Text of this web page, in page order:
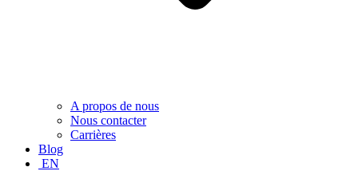
A propos de nous
Nous contacter
Carrières
Blog
EN